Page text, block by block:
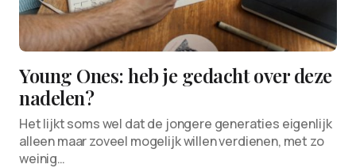
Young Ones: heb je gedacht over deze
nadelen?
Het lijkt soms wel dat de jongere generaties eigenlijk
alleen maar zoveel mogelijk willen verdienen, met zo
weinig…